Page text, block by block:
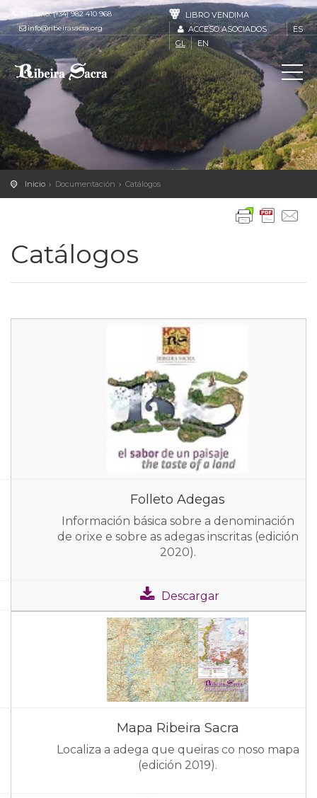
Teléfono: (+34) 982 410 968
info@ribeirasacra.org
LIBRO VENDIMA
ACCESO ASOCIADOS
ES
GL
EN
Inicio Documentación Catálogos
Catálogos
Folleto Adegas
Información básica sobre a denominación
de orixe e sobre as adegas inscritas (edición
2020).
Descargar
Mapa Ribeira Sacra
Localiza a adega que queiras co noso mapa
(edición 2019).